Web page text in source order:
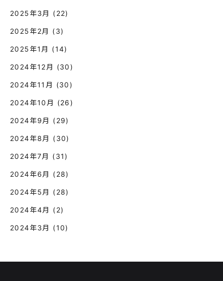
2025年3月 (22)
2025年2月 (3)
2025年1月 (14)
2024年12月 (30)
2024年11月 (30)
2024年10月 (26)
2024年9月 (29)
2024年8月 (30)
2024年7月 (31)
2024年6月 (28)
2024年5月 (28)
2024年4月 (2)
2024年3月 (10)